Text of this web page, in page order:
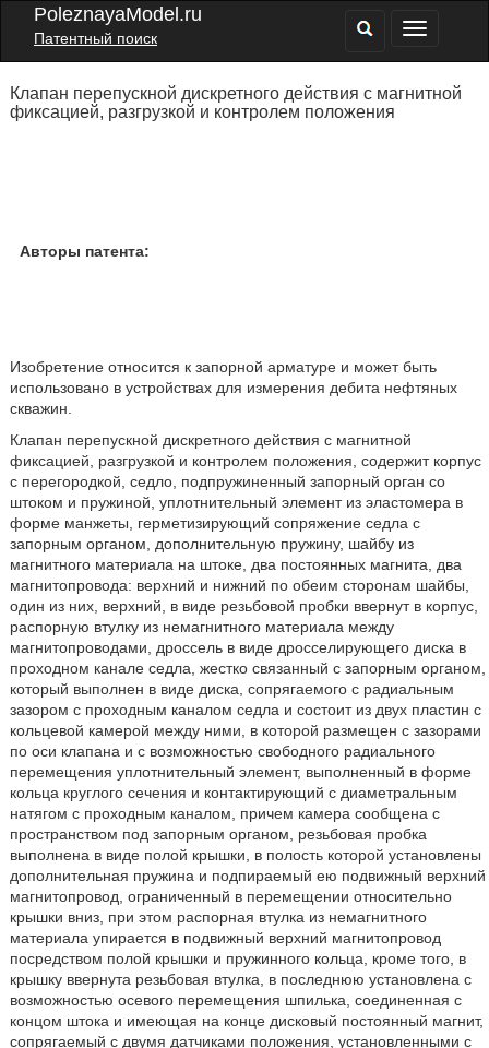
PoleznayaModel.ru
Патентный поиск
Клапан перепускной дискретного действия с магнитной
фиксацией, разгрузкой и контролем положения
Авторы патента:
Изобретение относится к запорной арматуре и может быть
использовано в устройствах для измерения дебита нефтяных
скважин.
Клапан перепускной дискретного действия с магнитной
фиксацией, разгрузкой и контролем положения, содержит корпус
с перегородкой, седло, подпружиненный запорный орган со
штоком и пружиной, уплотнительный элемент из эластомера в
форме манжеты, герметизирующий сопряжение седла с
запорным органом, дополнительную пружину, шайбу из
магнитного материала на штоке, два постоянных магнита, два
магнитопровода: верхний и нижний по обеим сторонам шайбы,
один из них, верхний, в виде резьбовой пробки ввернут в корпус,
распорную втулку из немагнитного материала между
магнитопроводами, дроссель в виде дросселирующего диска в
проходном канале седла, жестко связанный с запорным органом,
который выполнен в виде диска, сопрягаемого с радиальным
зазором с проходным каналом седла и состоит из двух пластин с
кольцевой камерой между ними, в которой размещен с зазорами
по оси клапана и с возможностью свободного радиального
перемещения уплотнительный элемент, выполненный в форме
кольца круглого сечения и контактирующий с диаметральным
натягом с проходным каналом, причем камера сообщена с
пространством под запорным органом, резьбовая пробка
выполнена в виде полой крышки, в полость которой установлены
дополнительная пружина и подпираемый ею подвижный верхний
магнитопровод, ограниченный в перемещении относительно
крышки вниз, при этом распорная втулка из немагнитного
материала упирается в подвижный верхний магнитопровод
посредством полой крышки и пружинного кольца, кроме того, в
крышку ввернута резьбовая втулка, в последнюю установлена с
возможностью осевого перемещения шпилька, соединенная с
концом штока и имеющая на конце дисковый постоянный магнит,
сопрягаемый с двумя датчиками положения, установленными с